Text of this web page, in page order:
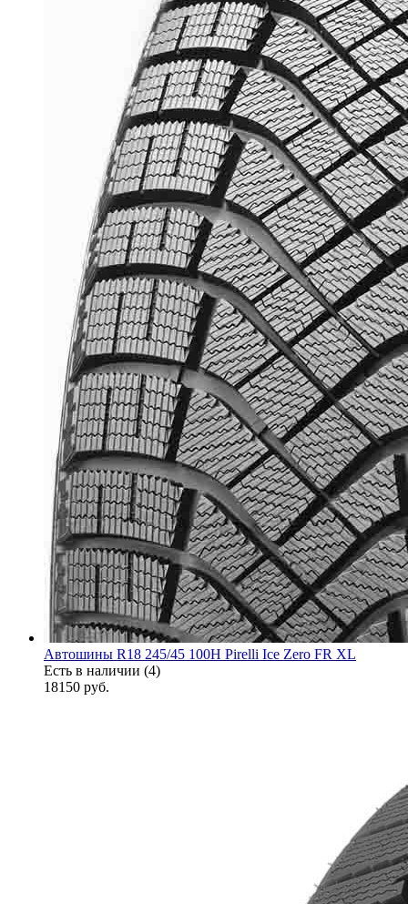
Автошины R18 245/45 100H Pirelli Ice Zero FR XL
Есть в наличии (4)
18150 руб.